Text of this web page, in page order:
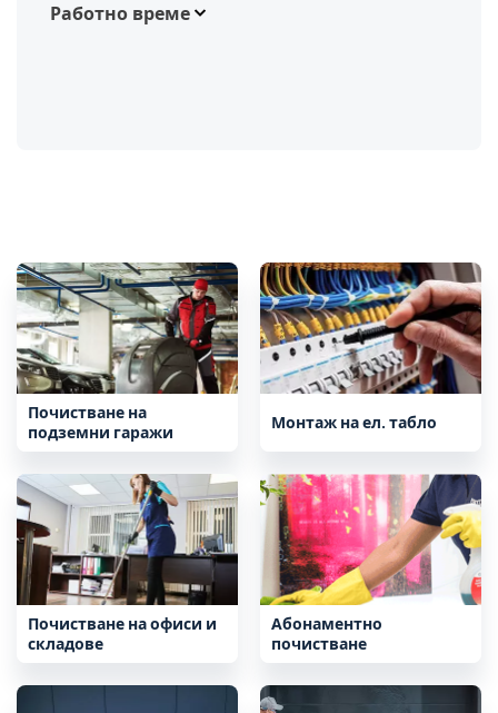
Работно време
Почистване на
подземни гаражи
Монтаж на ел. табло
Почистване на офиси и
складове
Абонаментно
почистване